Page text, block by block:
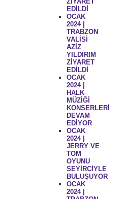
EDİLDİ
OCAK
2024 |
TRABZON
VALİSİ
AZİZ
YILDIRIM
ZİYARET
EDİLDİ
OCAK
2024 |
HALK
MÜZİĞİ
KONSERLERİ
DEVAM
EDİYOR
OCAK
2024 |
JERRY VE
TOM
OYUNU
SEYİRCİYLE
BULUŞUYOR
OCAK
2024 |